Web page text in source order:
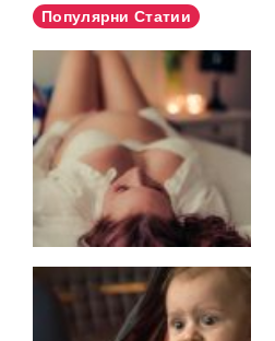
Популярни Статии